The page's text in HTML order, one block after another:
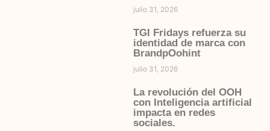
julio 31, 2026
TGI Fridays refuerza su
identidad de marca con
BrandpOohint
julio 31, 2026
La revolución del OOH
con Inteligencia artificial
impacta en redes
sociales.